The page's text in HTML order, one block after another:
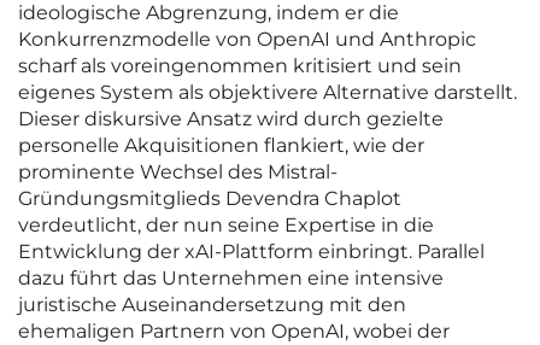
ideologische Abgrenzung, indem er die
Konkurrenzmodelle von OpenAI und Anthropic
scharf als voreingenommen kritisiert und sein
eigenes System als objektivere Alternative darstellt.
Dieser diskursive Ansatz wird durch gezielte
personelle Akquisitionen flankiert, wie der
prominente Wechsel des Mistral-
Gründungsmitglieds Devendra Chaplot
verdeutlicht, der nun seine Expertise in die
Entwicklung der xAI-Plattform einbringt. Parallel
dazu führt das Unternehmen eine intensive
juristische Auseinandersetzung mit den
ehemaligen Partnern von OpenAI, wobei der